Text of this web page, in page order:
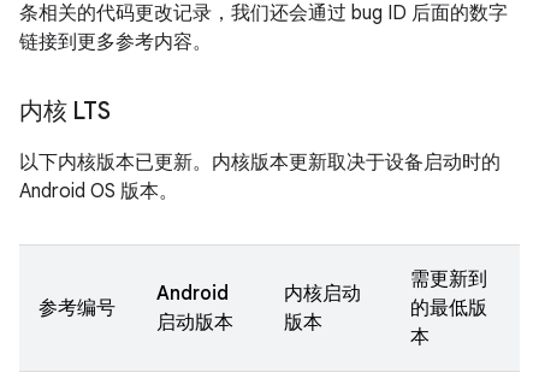
条相关的代码更改记录，我们还会通过 bug ID 后面的数字
链接到更多参考内容。
内核 LTS
以下内核版本已更新。内核版本更新取决于设备启动时的
Android OS 版本。
参考编号
Android
启动版本
内核启动
版本
需更新到
的最低版
本